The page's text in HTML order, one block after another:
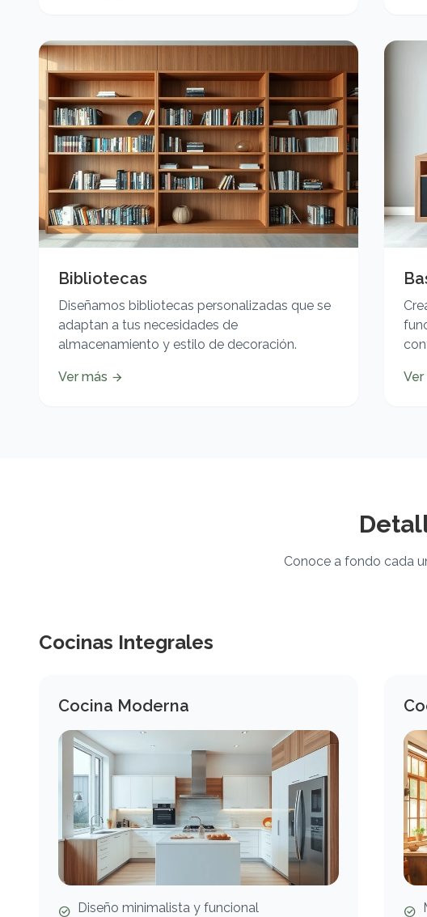
Bibliotecas
Diseñamos bibliotecas personalizadas que se
adaptan a tus necesidades de
almacenamiento y estilo de decoración.
Ver más Ver
Conoce a fondo cada
Cocinas Integrales
Cocina Moderna
Diseño minimalista y funcional